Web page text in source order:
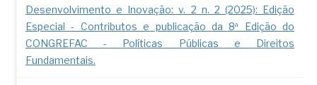
Desenvolvimento e Inovação: v. 2 n. 2 (2025): Edição
Especial - Contributos e publicação da 8ª Edição do
CONGREFAC - Políticas Públicas e Direitos
Fundamentais.